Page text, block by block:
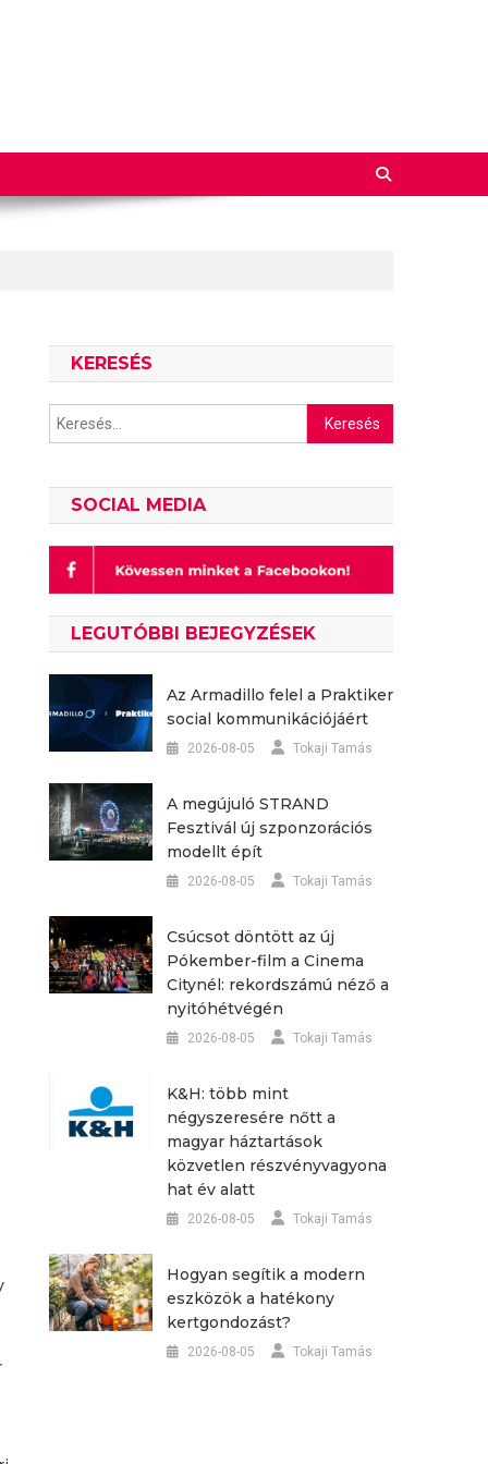
KERESÉS
Keresés:
SOCIAL MEDIA
LEGUTÓBBI BEJEGYZÉSEK
Az Armadillo felel a Praktiker
social kommunikációjáért
2026-08-05 Tokaji Tamás
A megújuló STRAND
Fesztivál új szponzorációs
modellt épít
2026-08-05 Tokaji Tamás
Csúcsot döntött az új
Pókember-film a Cinema
Citynél: rekordszámú néző a
nyitóhétvégén
2026-08-05 Tokaji Tamás
K&H: több mint
négyszeresére nőtt a
magyar háztartások
közvetlen részvényvagyona
hat év alatt
2026-08-05 Tokaji Tamás
Hogyan segítik a modern
eszközök a hatékony
kertgondozást?
2026-08-05 Tokaji Tamás